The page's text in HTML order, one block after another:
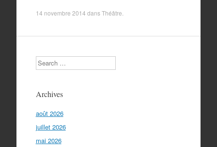
14 novembre 2014 dansThéâtre
Search
Archives
août 2026
juillet 2026
mai 2026